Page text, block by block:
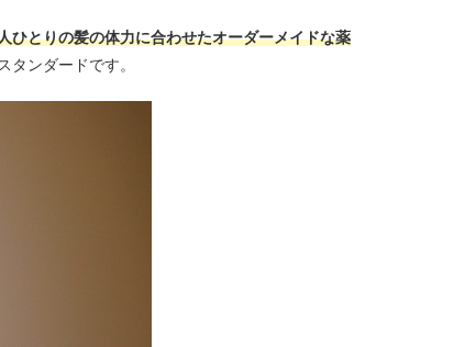
ひとりの髪の体力に合わせたオーダーメイドな薬
ンダードです。